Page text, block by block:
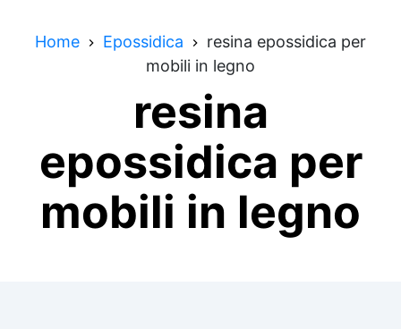
Home Epossidica
resina epossidica per
mobili in legno
resina
epossidica per
mobili in legno